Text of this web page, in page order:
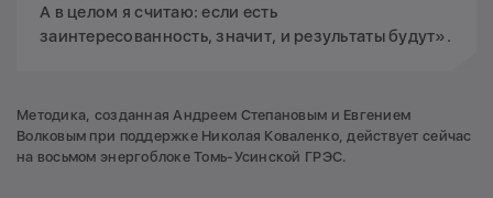
А в целом я считаю: если есть
заинтересованность, значит, и результаты будут».
Методика, созданная Андреем Степановым и Евгением
Волковым при поддержке Николая Коваленко, действует сейчас
на восьмом энергоблоке Томь-Усинской ГРЭС.